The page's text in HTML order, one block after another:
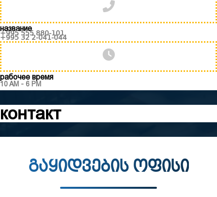
название
+995 555 880-101
+995 32 2-041-044
рабочее время
10 AM - 6 PM
контакт
გაყიდვების ოფისი